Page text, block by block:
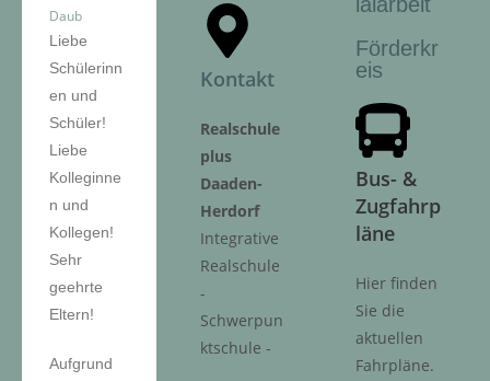
Kontakt
Realschule
plus
Daaden-
Herdorf
Integrative
Realschule
-
Schwerpun
ktschule -
Daub
Liebe
Schülerinn
en und
Schüler!
Liebe
Kolleginne
n und
Kollegen!
Sehr
geehrte
Eltern!
Aufgrund
Förderkr
eis
Bus- &
Zugfahrp
läne
Hier finden
Sie die
aktuellen
Fahrpläne.